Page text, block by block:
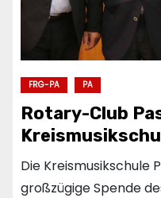
FRG-PA PA
Rotary-Club
Die Kreismusikschule
großzügige Spende